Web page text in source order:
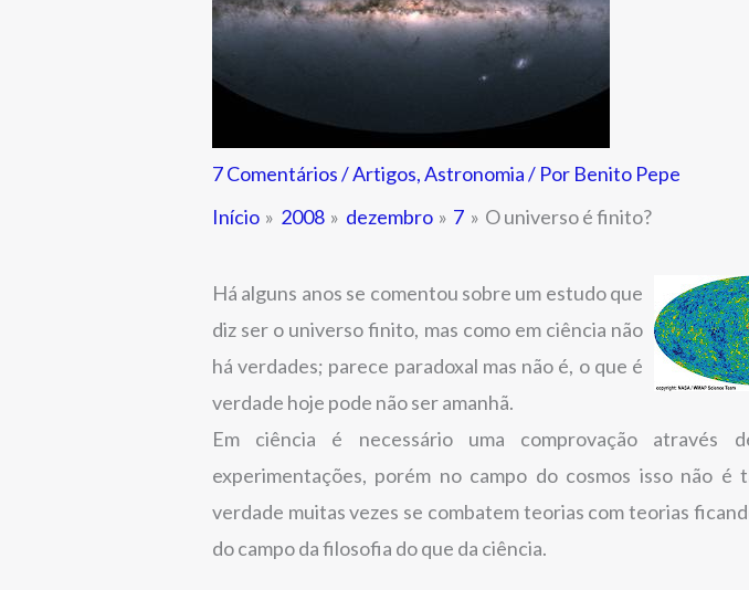
7 Comentários/Artigos,Astronomia/ Por Benito Pepe
Início
2008 dezembro 7 O universo é finito?
Há alguns anos se comentou sobre um estudo que
diz ser o universo finito, mas como em ciência não
há verdades; parece paradoxal mas não é, o que é
verdade hoje pode não ser amanhã.
Em ciência é necessário uma comprovação através
experimentações, porém no campo do cosmos isso não é
verdade muitas vezes se combatem teorias com teorias
do campo da filosofia do que da ciência.